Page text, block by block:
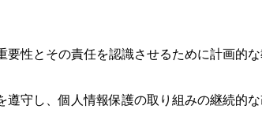
性とその責任を認識させるために計画的
守し、個人情報保護の取り組みの継続的